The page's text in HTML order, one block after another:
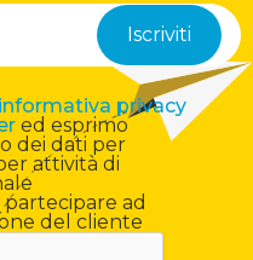
privacy
ed esprimo
dei dati per
attività di
ad
del cliente